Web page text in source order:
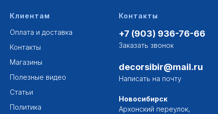
Клиентам
Оплата и доставка
Контакты
Магазины
Полезные видео
Статьи
Политика
Контакты
+7 (903) 936-76-66
Заказать звонок
decorsibir@mail.ru
Написать на почту
Новосибирск
Архонский переулок,